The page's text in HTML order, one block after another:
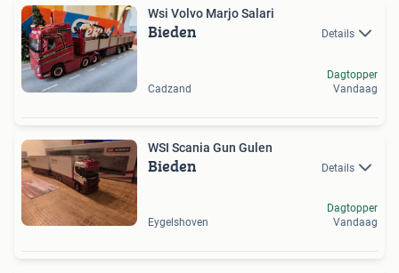
Wsi Volvo Marjo Salari
Bieden Details
Cadzand
Dagtopper
Vandaag
WSI Scania Gun Gulen
Bieden Details
Eygelshoven
Dagtopper
Vandaag